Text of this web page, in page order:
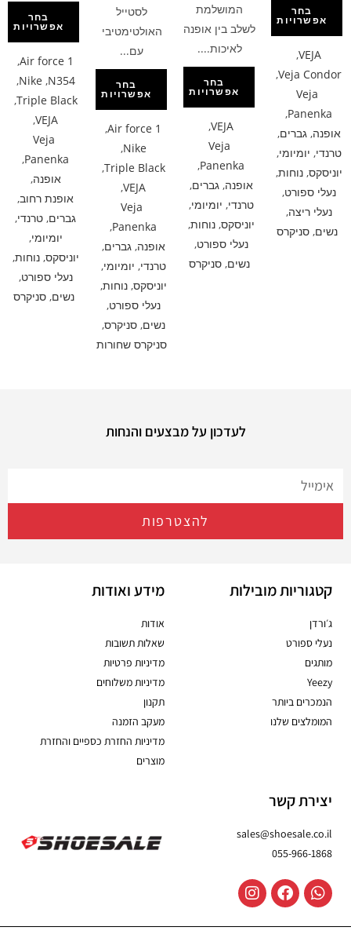
בחר
אפשרויות
VEJA
,
Veja Condor
,
Veja
Panenka
,
אופנה,גברים,
טרנדי, יומיומי,
יוניסקס,נוחות,
נעלי ספורט,
נעלי ריצה,
נשים, סניקרס
המושלמת
לשלב בין אופנה
לאיכות....
בחר
אפשרויות
VEJA
,
Veja
Panenka
,
אופנה,גברים,
טרנדי, יומיומי,
יוניסקס,נוחות,
נעלי ספורט,
נשים, סניקרס
לסטייל
האולטימטיבי
עם...
בחר
אפשרויות
Air force 1
,
Nike
,
Triple Black
,
VEJA
,
Veja
Panenka
,
אופנה,גברים,
טרנדי, יומיומי,
יוניסקס,נוחות,
נעלי ספורט,
נשים,סניקרס,
סניקרס שחורות
בחר
אפשרויות
Air force 1
,
N354
,
Nike
,
Triple Black
,
VEJA
,
Veja
Panenka
,
אופנה,
אופנת רחוב,
גברים, טרנדי,
יומיומי,
יוניסקס,נוחות,
נעלי ספורט,
נשים, סניקרס
לעדכון על מבצעים והנחות
להצטרפות
קטגוריות מובילות
ג׳ורדן
נעלי ספורט
מותגים
Yeezy
הנמכרים ביותר
המומלצים שלנו
מידע ואודות
אודות
שאלות תשובות
מדיניות פרטיות
מדיניות משלוחים
תקנון
מעקב הזמנה
מדיניות החזרת כספיים והחזרת
מוצרים
יצירת קשר
sales@shoesale.co.il
055-966-1868